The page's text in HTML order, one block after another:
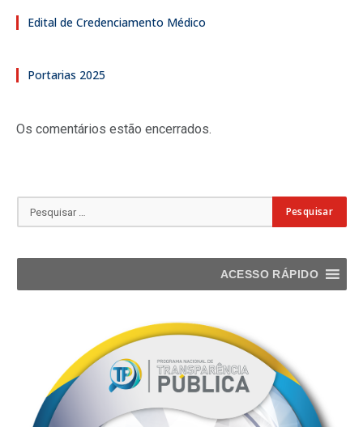
Edital de Credenciamento Médico
Portarias 2025
Os comentários estão encerrados.
ACESSO RÁPIDO